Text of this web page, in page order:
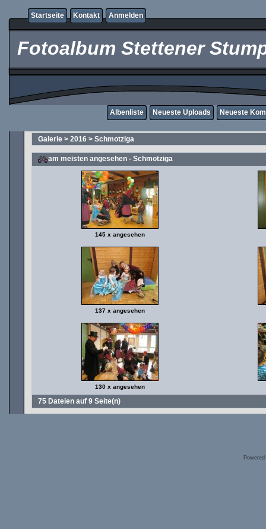
Startseite Kontakt Anmelden
Fotoalbum Stettener
Albenliste Neueste Uploads Neueste
Galerie > 2016 > Schmotziga
am meisten angesehen - Schmotziga
145 x angesehen
137 x angesehen
130 x angesehen
75 Dateien auf 9 Seite(n)